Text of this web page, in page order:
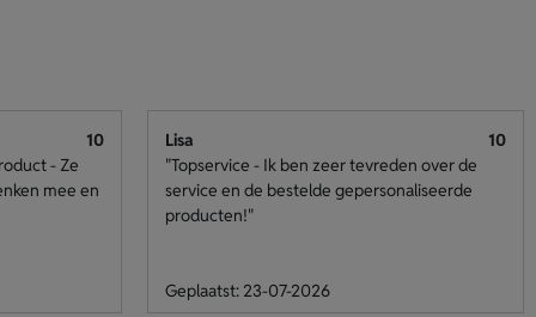
10
- Ze
mee en
Lisa
10
"Topservice - Ik ben zeer tevreden over de
service en de bestelde gepersonaliseerde
producten!"
Geplaatst: 23-07-2026